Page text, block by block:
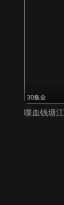
30集全
喋血钱塘江